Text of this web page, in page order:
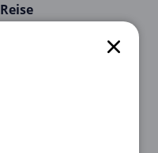
für Urlaub &